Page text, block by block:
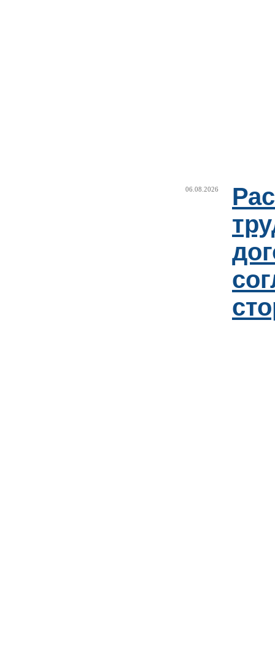
06.08.2026